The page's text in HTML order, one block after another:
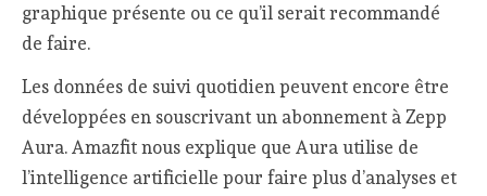
graphique présente ou ce qu’il serait recommandé
de faire.
Les données de suivi quotidien peuvent encore être
développées en souscrivant un abonnement à Zepp
Aura. Amazfit nous explique que Aura utilise de
l’intelligence artificielle pour faire plus d’analyses et